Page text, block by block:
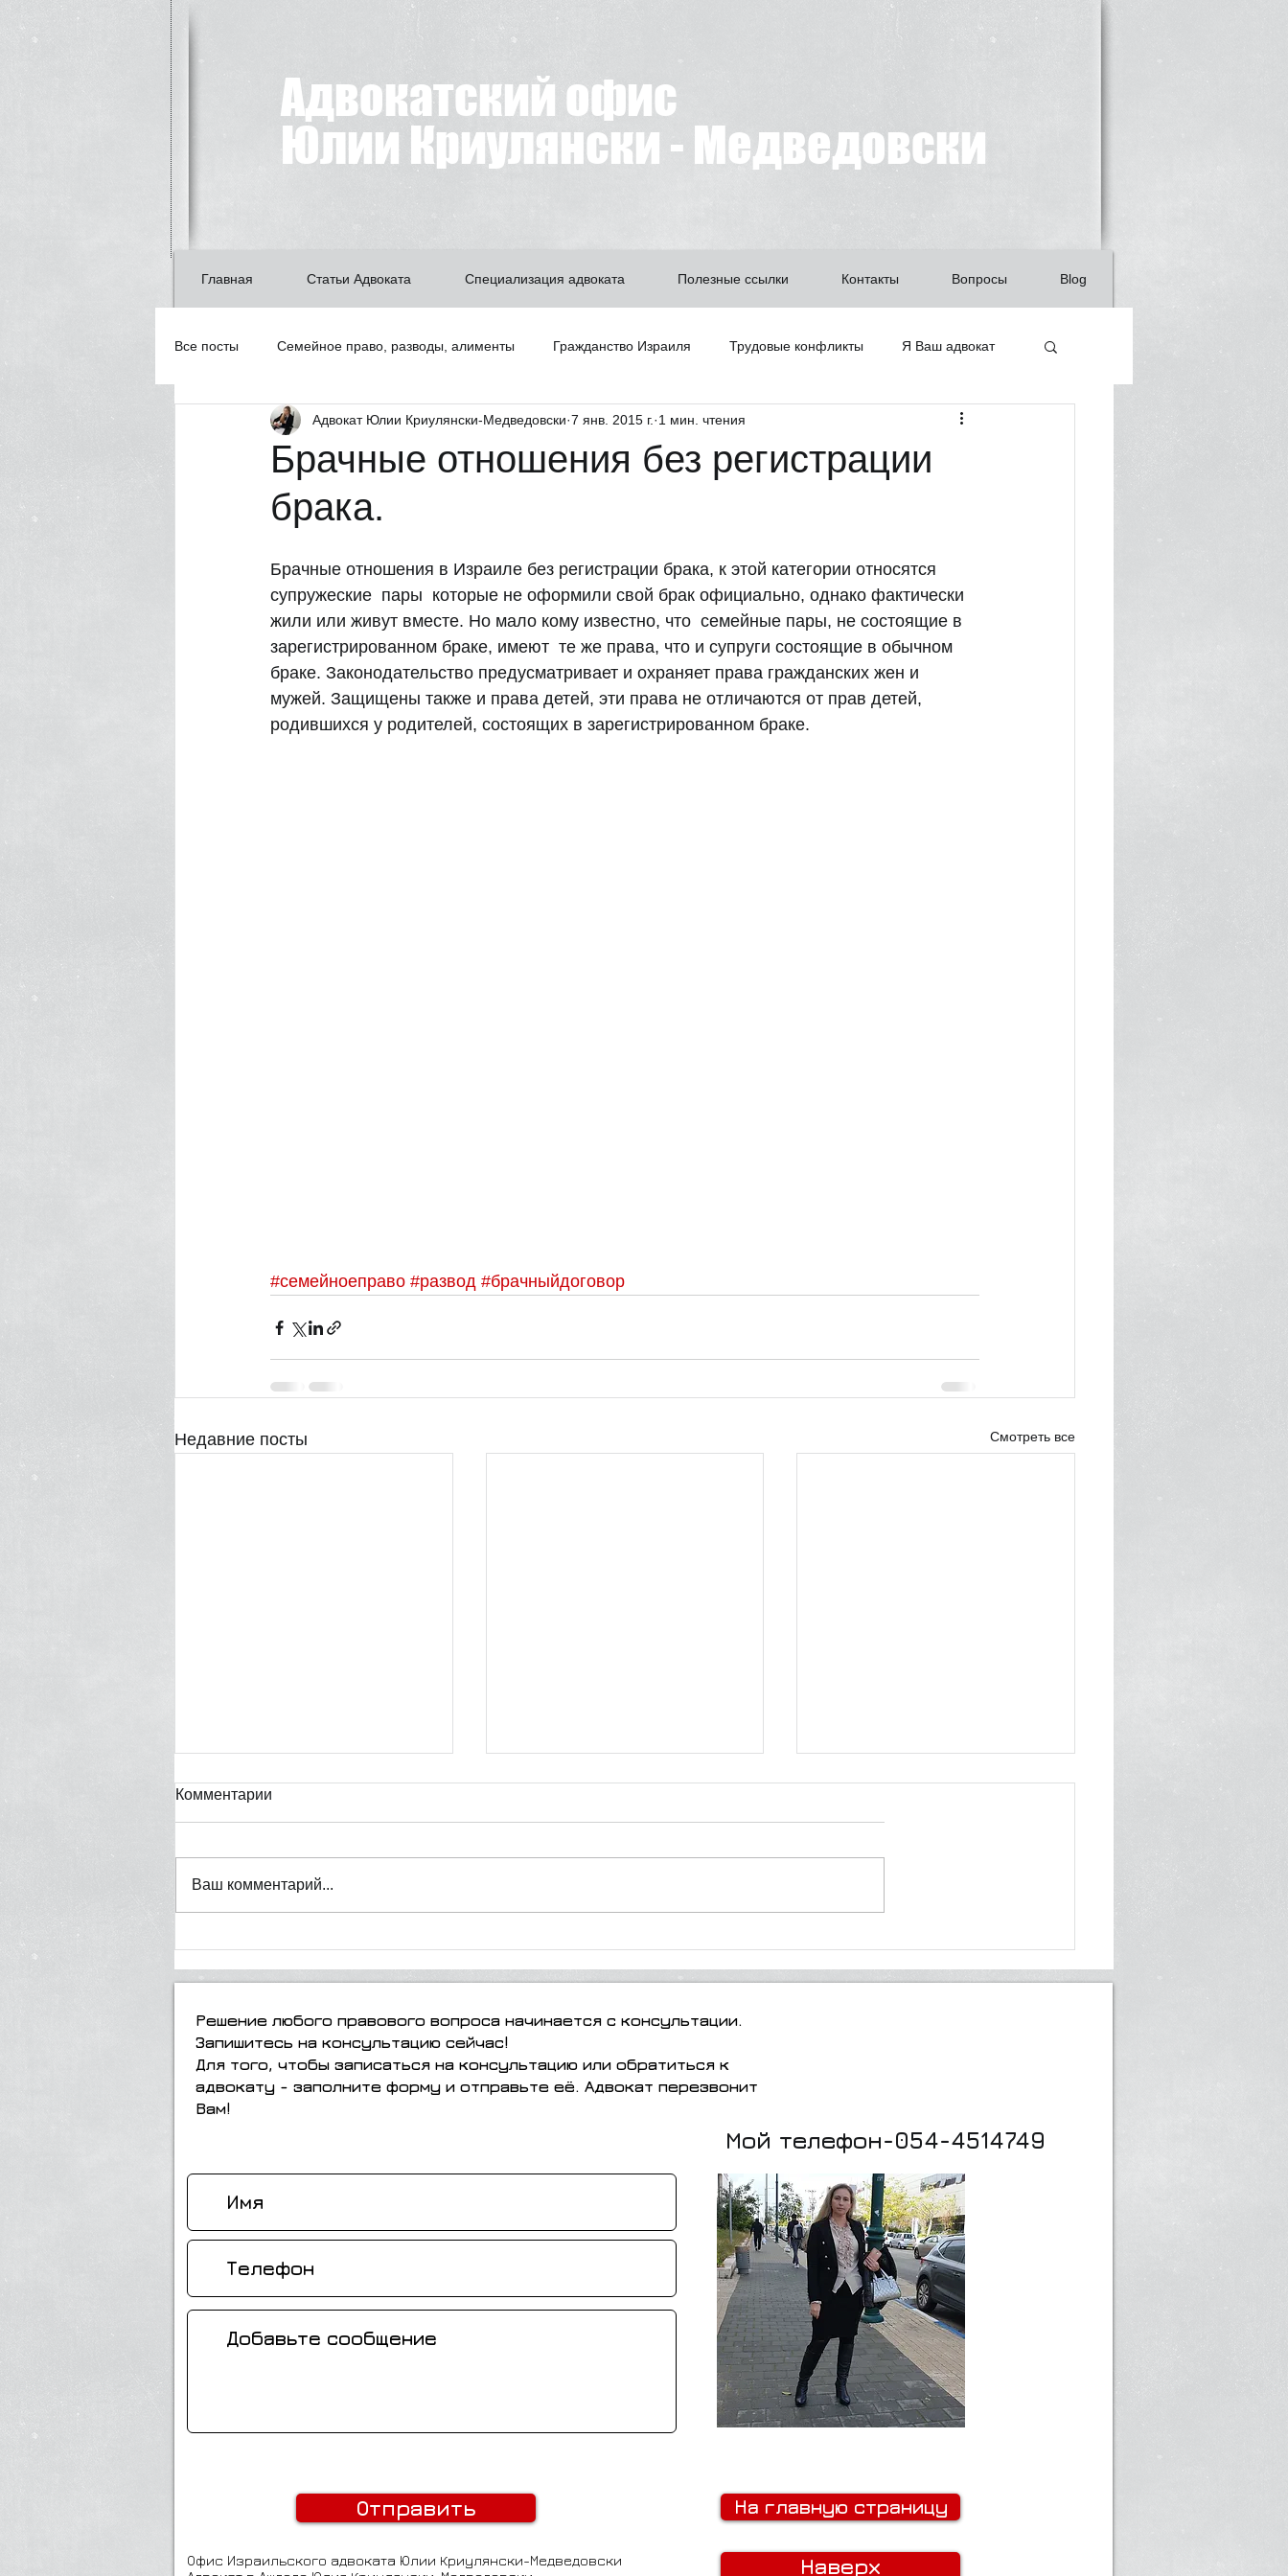
Адвокатский офис
Юлии Криулянски - Медведовски
Главная Статьи Адвоката Специализация адвоката Полезные ссылки Контакты Вопросы Blog
Все посты Семейное право, разводы, алименты Гражданство Израиля Трудовые конфликты Я Ваш адвокат
Лишение водительских прав Битуах Леуми Недвижимость А знаете ли вы что?
Насилие в семье Нотариус
Брачные отношения без регистрации
брака.
Адвокат Юлии Криулянски-Медведовски 7 янв. 2015 г. 1 мин. чтения
Брачные отношения в Израиле без регистрации брака, к этой категории относятся
супружеские  пары  которые не оформили свой брак официально, однако фактически
жили или живут вместе. Но мало кому известно, что  семейные пары, не состоящие в
зарегистрированном браке, имеют  те же права, что и супруги состоящие в обычном
браке. Законодательство предусматривает и охраняет права гражданских жен и
мужей. Защищены также и права детей, эти права не отличаются от прав детей,
родившихся у родителей, состоящих в зарегистрированном браке.
#семейноеправо #развод #брачныйдоговор
Недавние посты Смотреть все
аспекты и возможные риски
супругов"
Комментарии
Ваш комментарий...
Решение любого правового вопроса начинается с консультации.
Запишитесь на консультацию сейчас!
Для того, чтобы записаться на консультацию или обратиться к
адвокату - заполните форму и отправьте её. Адвокат перезвонит
Вам!
Мой телефон-054-4514749
Отправить На главную страницу
Наверх
Офис Израильского адвоката Юлии Криулянски-Медведовски